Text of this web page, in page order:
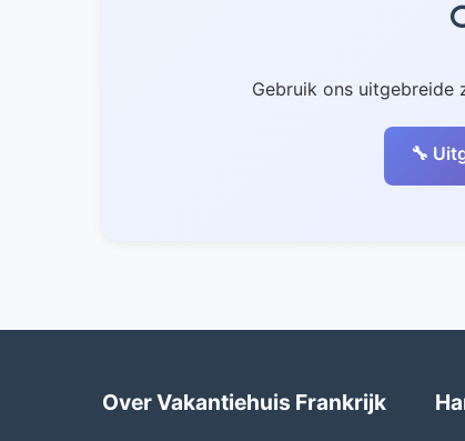
Gebruik ons uitgebreide
🔧
Over Vakantiehuis Frankrijk